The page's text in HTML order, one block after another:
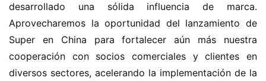
desarrollado una sólida influencia de marca.
Aprovecharemos la oportunidad del lanzamiento de
Super en China para fortalecer aún más nuestra
cooperación con socios comerciales y clientes en
diversos sectores, acelerando la implementación de la